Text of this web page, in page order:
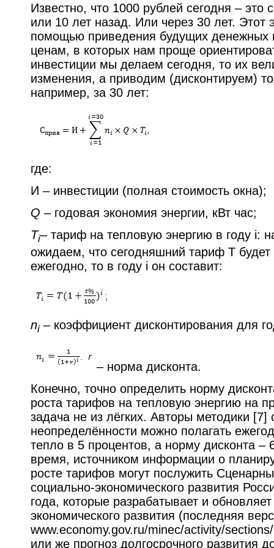
Известно, что 1000 рублей сегодня – это
или 10 лет назад. Или через 30 лет. Этот
помощью приведения будущих денежных
ценам, в которых нам проще
инвестиции мы делаем сегодня, то их
изменения, а приводим (дисконтируем)
например, за 30 лет:
где:
И – инвестиции (полная стоимость окна);
Q – годовая экономия энергии, кВт час;
Ti– тариф на тепловую энергию в году i:
ожидаем, что сегодняшний тариф T будет
ежегодно, то в году i он составит:
ni – коэффициент дисконтирования для
– норма дисконта.
Конечно, точно определить норму
роста тарифов на тепловую энергию на
задача не из лёгких. Авторы методики [7]
неопределённости можно полагать
тепло в 5 процентов, а норму дисконта –
время, источником информации о
росте тарифов могут послужить
социально-экономического развития
года, которые разрабатывает и
экономического развития (последняя
www.economy.gov.ru/minec/activity/
или же прогноз долгосрочного развития